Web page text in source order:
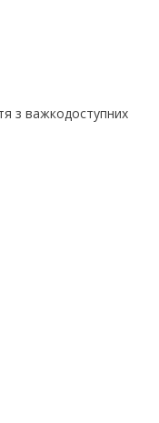
з важкодоступних